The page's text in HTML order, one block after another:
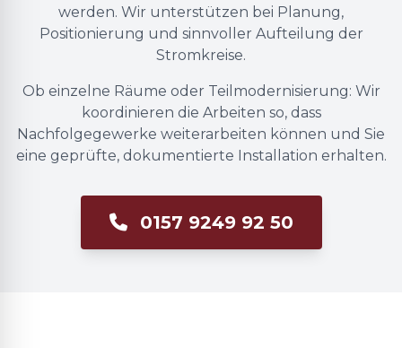
werden. Wir unterstützen bei Planung,
Positionierung und sinnvoller Aufteilung der
Stromkreise.
Ob einzelne Räume oder Teilmodernisierung: Wir
koordinieren die Arbeiten so, dass
Nachfolgegewerke weiterarbeiten können und Sie
eine geprüfte, dokumentierte Installation erhalten.
0157 9249 92 50